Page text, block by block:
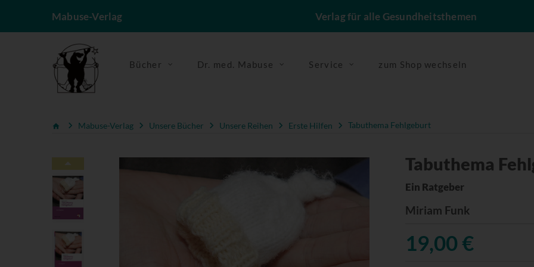
Mabuse-Verlag Verlag für alle Gesundheitsthemen
Bücher Dr. med. Mabuse Service zum Shop wechseln
Mabuse-Verlag Unsere Bücher Unsere Reihen Erste Hilfen Tabuthema Fehlgeburt
Tabuthema
Ein Ratgeber
Miriam Funk
19,00 €